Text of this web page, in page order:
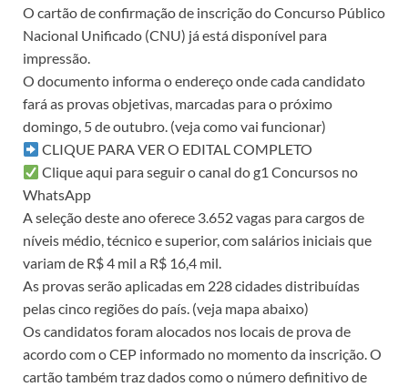
O cartão de confirmação de inscrição do Concurso Público
Nacional Unificado (CNU) já está disponível para
impressão.
O documento informa o endereço onde cada candidato
fará as provas objetivas, marcadas para o próximo
domingo, 5 de outubro. (veja como vai funcionar)
CLIQUE PARA VER O EDITAL COMPLETO
Clique aqui para seguir o canal do g1 Concursos no
WhatsApp
A seleção deste ano oferece 3.652 vagas para cargos de
níveis médio, técnico e superior, com salários iniciais que
variam de R$ 4 mil a R$ 16,4 mil.
As provas serão aplicadas em 228 cidades distribuídas
pelas cinco regiões do país. (veja mapa abaixo)
Os candidatos foram alocados nos locais de prova de
acordo com o CEP informado no momento da inscrição. O
cartão também traz dados como o número definitivo de